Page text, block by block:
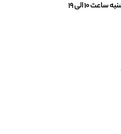
۱۰ الی ۱۹